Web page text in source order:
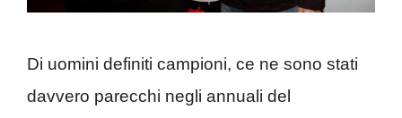
Di uomini definiti campioni, ce ne sono stati
davvero parecchi negli annuali del